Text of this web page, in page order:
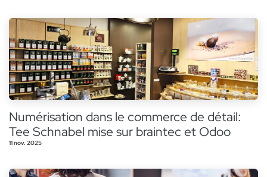
Numérisation dans le commerce de détail:
Tee Schnabel mise sur braintec et Odoo
11 nov. 2025